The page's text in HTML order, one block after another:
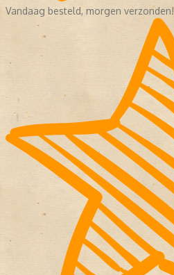
Vandaag besteld, morgen verzonden!